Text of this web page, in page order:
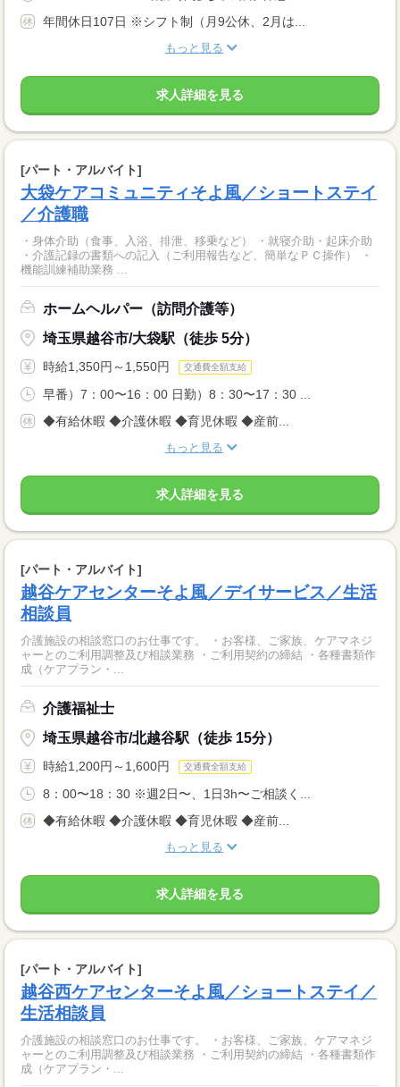
年間休日107日 ※シフト制（月9公休、2月は...
もっと見る
求人詳細を見る
[パート・アルバイト]
大袋ケアコミュニティそよ風／ショートステイ
／介護職
・身体介助（食事、入浴、排泄、移乗など） ・就寝介助・起床介助
・介護記録の書類への記入（ご利用報告など、簡単なＰＣ操作） ・
機能訓練補助業務 ...
ホームヘルパー（訪問介護等）
埼玉県越谷市/大袋駅（徒歩 5分）
時給1,350円～1,550円 交通費全額支給
早番）7：00〜16：00 日勤）8：30〜17：30 ...
◆有給休暇 ◆介護休暇 ◆育児休暇 ◆産前...
もっと見る
求人詳細を見る
[パート・アルバイト]
越谷ケアセンターそよ風／デイサービス／生活
相談員
介護施設の相談窓口のお仕事です。 ・お客様、ご家族、ケアマネジ
ャーとのご利用調整及び相談業務 ・ご利用契約の締結 ・各種書類作
成（ケアプラン・...
介護福祉士
埼玉県越谷市/北越谷駅（徒歩 15分）
時給1,200円～1,600円 交通費全額支給
8：00〜18：30 ※週2日〜、1日3h〜ご相談く...
◆有給休暇 ◆介護休暇 ◆育児休暇 ◆産前...
もっと見る
求人詳細を見る
[パート・アルバイト]
越谷西ケアセンターそよ風／ショートステイ／
生活相談員
介護施設の相談窓口のお仕事です。 ・お客様、ご家族、ケアマネジ
ャーとのご利用調整及び相談業務 ・ご利用契約の締結 ・各種書類作
成（ケアプラン・...